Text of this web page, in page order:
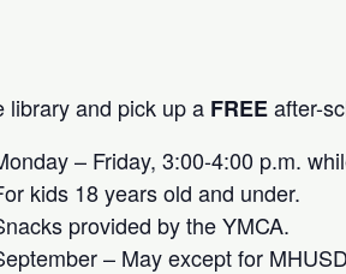
library and pick up a FREEafter-
– Friday, 3:00-4:00 p.m.
kids 18 years old and under.
provided by the YMCA.
– May except for